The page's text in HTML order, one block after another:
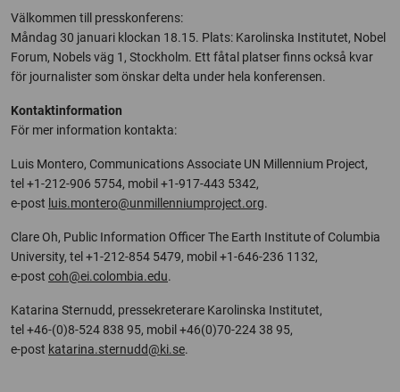
Välkommen till presskonferens:
Måndag 30 januari klockan 18.15. Plats: Karolinska Institutet, Nobel
Forum, Nobels väg 1, Stockholm. Ett fåtal platser finns också kvar
för journalister som önskar delta under hela konferensen.
Kontaktinformation
För mer information kontakta:
Luis Montero, Communications Associate UN Millennium Project,
tel +1-212-906 5754, mobil +1-917-443 5342,
e-post luis.montero@unmillenniumproject.org.
Clare Oh, Public Information Officer The Earth Institute of Columbia
University, tel +1-212-854 5479, mobil +1-646-236 1132,
e-post coh@ei.colombia.edu.
Katarina Sternudd, pressekreterare Karolinska Institutet,
tel +46-(0)8-524 838 95, mobil +46(0)70-224 38 95,
e-post katarina.sternudd@ki.se.